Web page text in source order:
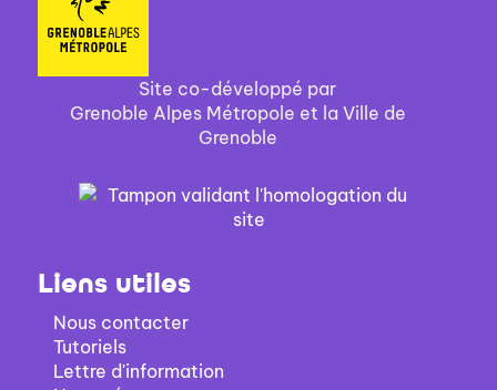
Site co-développé par
Grenoble Alpes Métropole et la Ville de
Grenoble
Liens utiles
Nous contacter
Tutoriels
Lettre d'information